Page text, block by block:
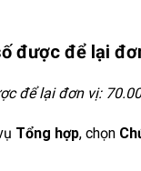
được để lại
để lại đơn vị:
Tổng hợp, chọn